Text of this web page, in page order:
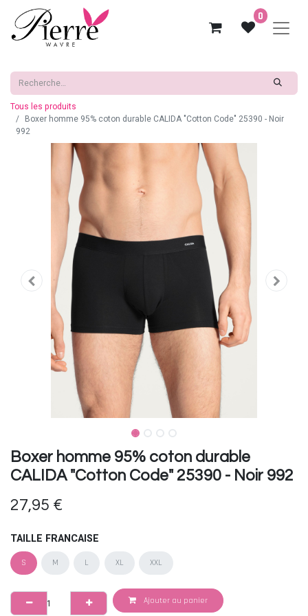
0
Tous les produits
Boxer homme 95% coton durable CALIDA "Cotton Code" 25390 - Noir
992
Boxer homme 95% coton durable
CALIDA "Cotton Code" 25390 - Noir 992
27,95 €
TAILLE FRANCAISE
S M L XL XXL
Ajouter au panier